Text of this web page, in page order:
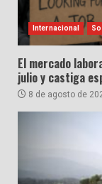
Internacional
El mercado
julio y castiga
8 de agosto de